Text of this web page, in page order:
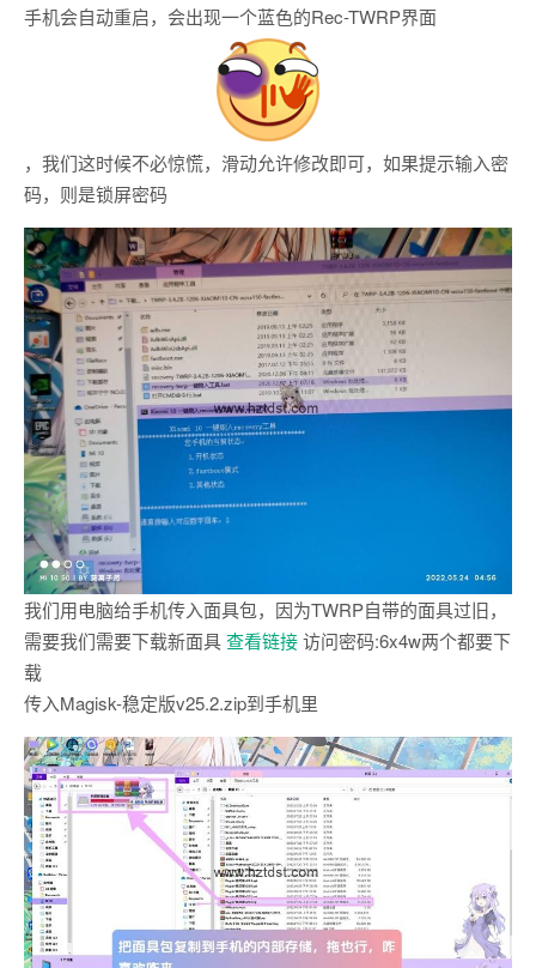
手机会自动重启，会出现一个蓝色的Rec-TWRP界面
，我们这时候不必惊慌，滑动允许修改即可，如果提示输入密
码，则是锁屏密码
我们用电脑给手机传入面具包，因为TWRP自带的面具过旧，
需要我们需要下载新面具查看链接访问密码:6x4w两个都要下
载
传入Magisk-稳定版v25.2.zip到手机里